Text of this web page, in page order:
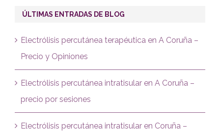
ÚLTIMAS ENTRADAS DE BLOG
Electrólisis percutánea terapéutica en A Coruña –
Precio y Opiniones
Electrólisis percutánea intratisular en A Coruña –
precio por sesiones
Electrólisis percutánea intratisular en Coruña –